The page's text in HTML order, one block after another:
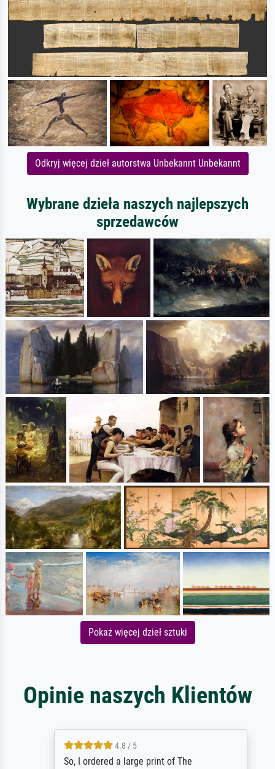
Odkryj więcej dzieł autorstwa Unbekannt Unbekannt
Wybrane dzieła naszych najlepszych
sprzedawców
Pokaż więcej dzieł sztuki
Opinie naszych Klientów
4.8 / 5
So, I ordered a large print of The